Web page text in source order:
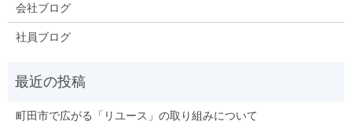
会社ブログ
社員ブログ
町田市で広がる「リユース」の取り組みについて